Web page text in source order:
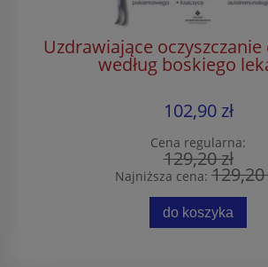
Uzdrawiające
według boskiego
102,90 zł
Cena regularna:
129,20 zł
Najniższa cena: 129,20
do koszyka